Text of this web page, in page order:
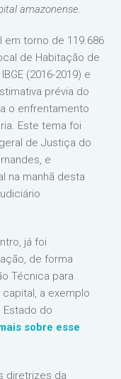
amazonense.
em torno de 119.686
de Habitação de
(2016-2019) e
prévia do
o enfrentamento
Este tema foi
de Justiça do
e
na manhã desta
já foi
de forma
Técnica para
a exemplo
do
sobre esse
diretrizes da